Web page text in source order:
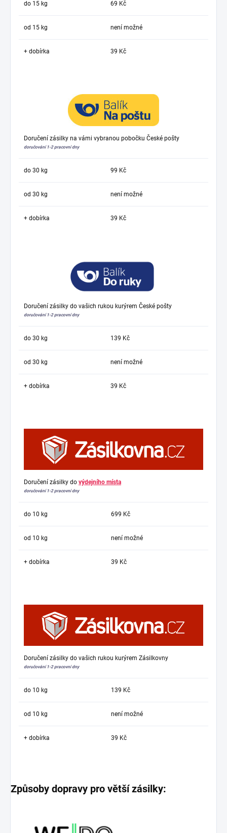
do 15 kg 69 Kč
od 15 kg není možné
+ dobírka 39 Kč
Doručení zásilky na vámi vybranou pobočku České pošty
doručování 1-2 pracovní dny
do 30 kg 99 Kč
od 30 kg není možné
+ dobírka 39 Kč
Doručení zásilky do vašich rukou kurýrem České pošty
doručování 1-2 pracovní dny
do 30 kg 139 Kč
od 30 kg není možné
+ dobírka 39 Kč
Doručení zásilky do výdejního místa
doručování 1-2 pracovní dny
do 10 kg 699 Kč
od 10 kg není možné
+ dobírka 39 Kč
Doručení zásilky do vašich rukou kurýrem Zásilkovny
doručování 1-2 pracovní dny
do 10 kg 139 Kč
od 10 kg není možné
+ dobírka 39 Kč
Způsoby dopravy pro větší zásilky: